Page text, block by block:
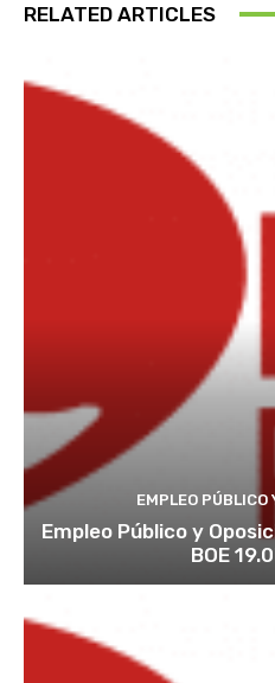
RELATED ARTICLES
EMPLEO PÚBLICO
Empleo Público y
BOE